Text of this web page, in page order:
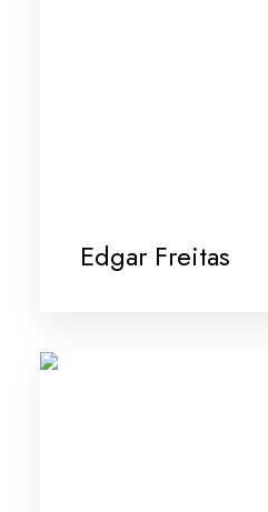
Edgar Freitas